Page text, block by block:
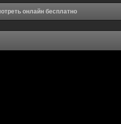
онлайн бесплатно